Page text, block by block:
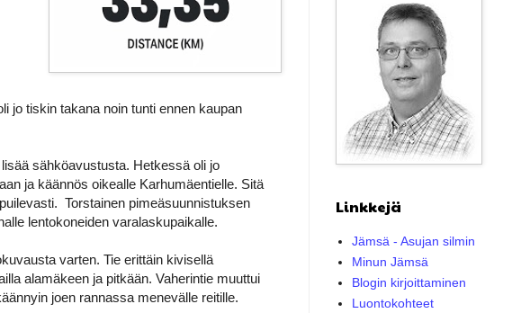
jo tiskin takana noin tunti ennen kaupan
sähköavustusta. Hetkessä oli jo
ja käännös oikealle Karhumäentielle. Sitä
Torstainen pimeäsuunnistuksen
lentokoneiden varalaskupaikalle.
varten. Tie erittäin kivisellä
alamäkeen ja pitkään. Vaherintie muuttui
joen rannassa menevälle reitille.
Linkkejä
Jämsä - Asujan silmin
Minun Jämsä
Blogin kirjoittaminen
Luontokohteet